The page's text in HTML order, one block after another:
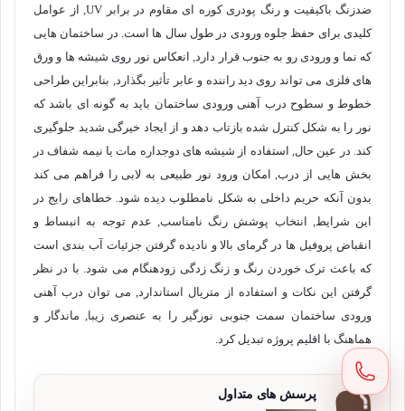
ضدزنگ باکیفیت و رنگ پودری کوره ای مقاوم در برابر UV, از عوامل
کلیدی برای حفظ جلوه ورودی در طول سال ها است. در ساختمان هایی
که نما و ورودی رو به جنوب قرار دارد, انعکاس نور روی شیشه ها و ورق
های فلزی می تواند روی دید راننده و عابر تأثیر بگذارد, بنابراین طراحی
خطوط و سطوح درب آهنی ورودی ساختمان باید به گونه ای باشد که
نور را به شکل کنترل شده بازتاب دهد و از ایجاد خیرگی شدید جلوگیری
کند. در عین حال, استفاده از شیشه های دوجداره مات یا نیمه شفاف در
بخش هایی از درب, امکان ورود نور طبیعی به لابی را فراهم می کند
بدون آنکه حریم داخلی به شکل نامطلوب دیده شود. خطاهای رایج در
این شرایط, انتخاب پوشش رنگ نامناسب, عدم توجه به انبساط و
انقباض پروفیل ها در گرمای بالا و نادیده گرفتن جزئیات آب بندی است
که باعث ترک خوردن رنگ و زنگ زدگی زودهنگام می شود. با در نظر
گرفتن این نکات و استفاده از متریال استاندارد, می توان درب آهنی
ورودی ساختمان سمت جنوبی نورگیر را به عنصری زیبا, ماندگار و
هماهنگ با اقلیم پروژه تبدیل کرد.